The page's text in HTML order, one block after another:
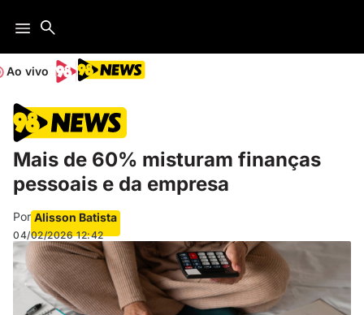
Ao vivo
Mais de 60% misturam finanças
pessoais e da empresa
Por Alisson Batista
04/02/2026 12:42